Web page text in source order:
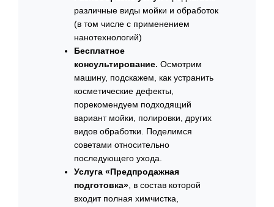
различные виды мойки и обработок
(в том числе с применением
нанотехнологий)
Бесплатное
консультирование. Осмотрим
машину, подскажем, как устранить
косметические дефекты,
порекомендуем подходящий
вариант мойки, полировки, других
видов обработки. Поделимся
советами относительно
последующего ухода.
Услуга «Предпродажная
подготовка» , в состав которой
входит полная химчистка,